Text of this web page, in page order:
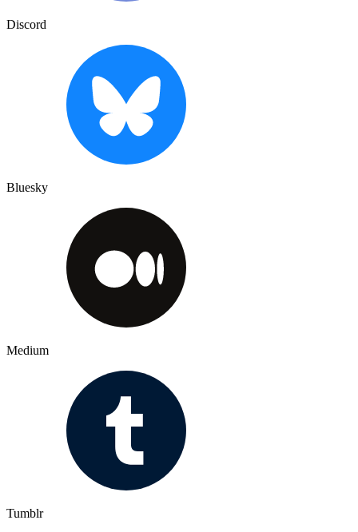
Discord
Bluesky
Medium
Tumblr